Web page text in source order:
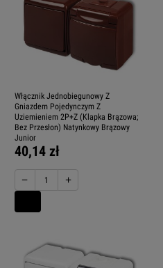
Włącznik Jednobiegunowy Z
Gniazdem Pojedynczym Z
Uziemieniem 2P+Z (Klapka Brązowa;
Bez Przesłon) Natynkowy Brązowy
Junior
40,14 zł
− +